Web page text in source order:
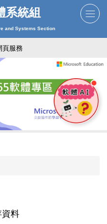
系統組
and Systems Section
頁服務
資料